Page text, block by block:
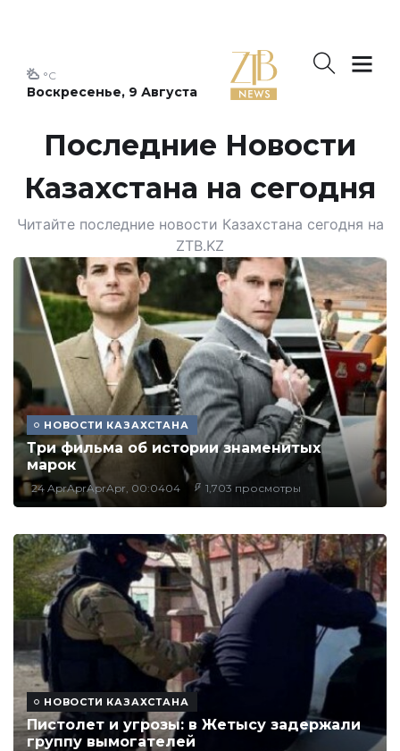
Воскресенье, 9 Августа
°C
Последние Новости
Казахстана на сегодня
Читайте последние новости Казахстана сегодня на
ZTB.KZ
НОВОСТИ КАЗАХСТАНА
Три фильма об истории знаменитых
марок
24 AprAprAprApr, 00:0404 1,703 просмотры
НОВОСТИ КАЗАХСТАНА
Пистолет и угрозы: в Жетысу задержали
группу вымогателей